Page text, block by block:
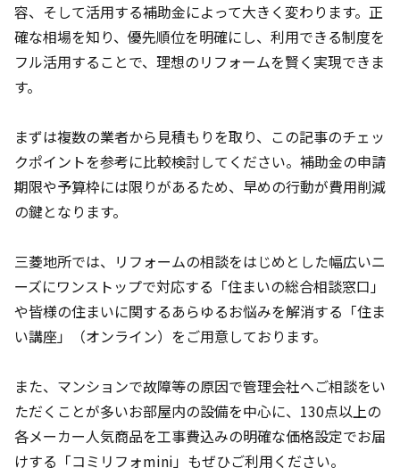
容、そして活用する補助金によって大きく変わります。正
確な相場を知り、優先順位を明確にし、利用できる制度を
フル活用することで、理想のリフォームを賢く実現できま
す。
まずは複数の業者から見積もりを取り、この記事のチェッ
クポイントを参考に比較検討してください。補助金の申請
期限や予算枠には限りがあるため、早めの行動が費用削減
の鍵となります。
三菱地所では、リフォームの相談をはじめとした幅広いニ
ーズにワンストップで対応する「住まいの総合相談窓口」
や皆様の住まいに関するあらゆるお悩みを解消する「住ま
い講座」（オンライン）をご用意しております。
また、マンションで故障等の原因で管理会社へご相談をい
ただくことが多いお部屋内の設備を中心に、130点以上の
各メーカー人気商品を工事費込みの明確な価格設定でお届
けする「コミリフォmini」もぜひご利用ください。